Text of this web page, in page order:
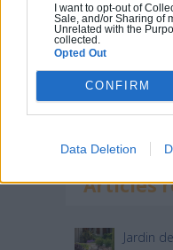
I want to opt-out of
Sale, and/or Sharing of
Unrelated with the
collected.
Opted Out
CONFIRM
Data Deletion
Articles
Jardin